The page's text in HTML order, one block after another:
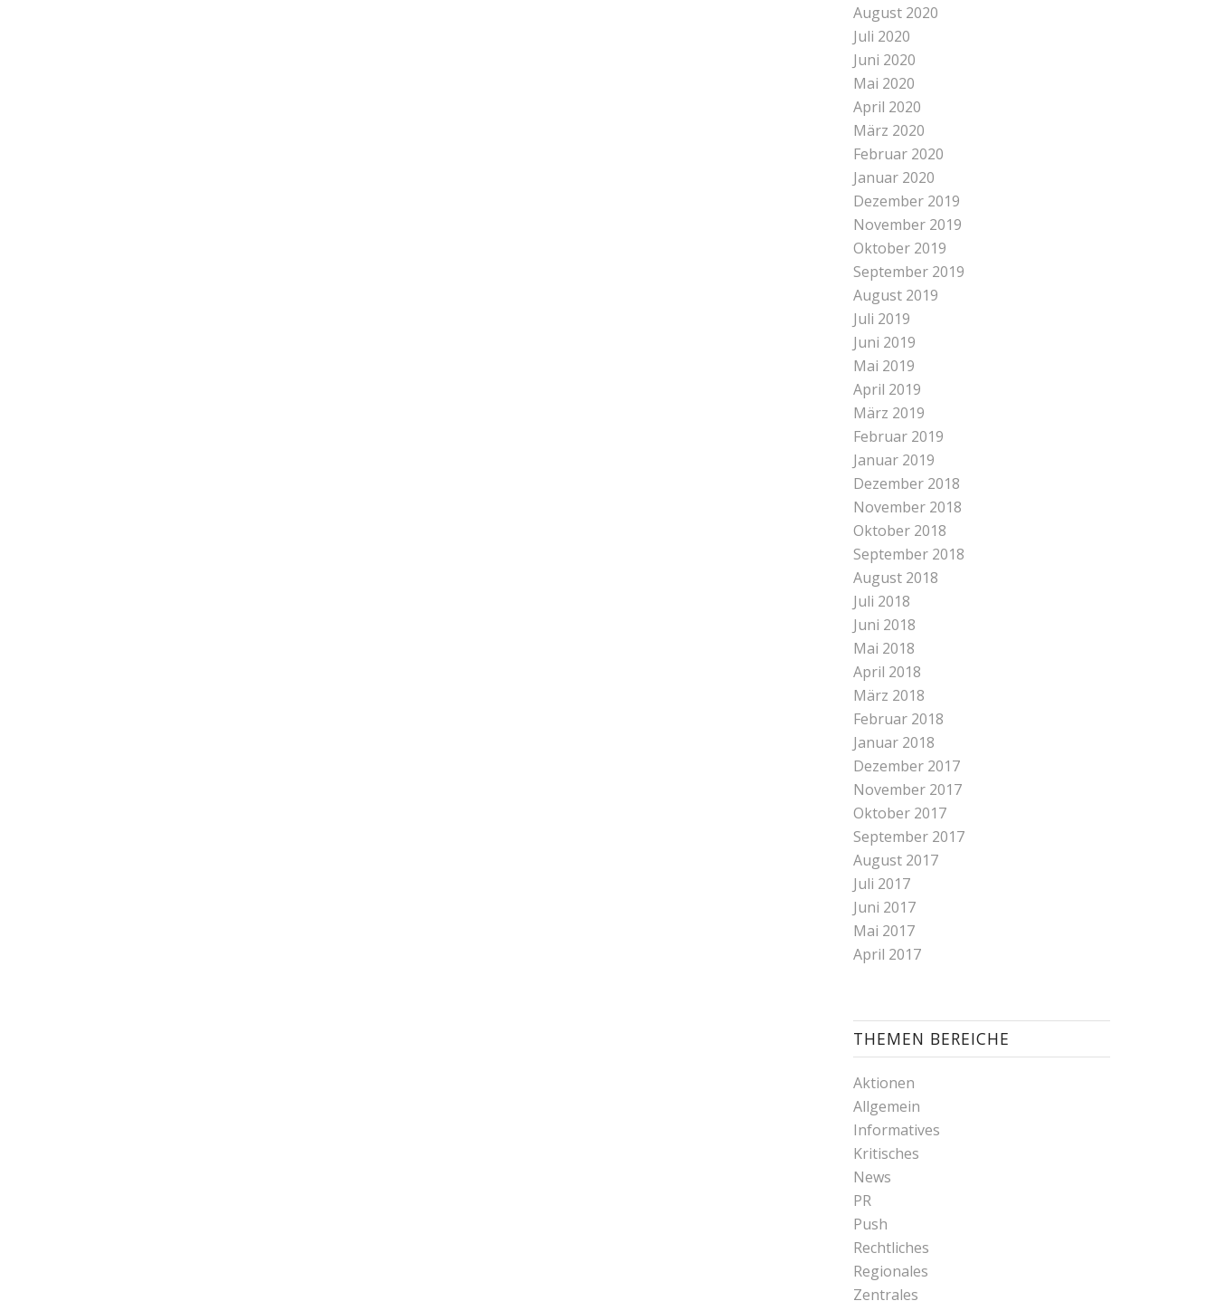
August 2020
Juli 2020
Juni 2020
Mai 2020
April 2020
März 2020
Februar 2020
Januar 2020
Dezember 2019
November 2019
Oktober 2019
September 2019
August 2019
Juli 2019
Juni 2019
Mai 2019
April 2019
März 2019
Februar 2019
Januar 2019
Dezember 2018
November 2018
Oktober 2018
September 2018
August 2018
Juli 2018
Juni 2018
Mai 2018
April 2018
März 2018
Februar 2018
Januar 2018
Dezember 2017
November 2017
Oktober 2017
September 2017
August 2017
Juli 2017
Juni 2017
Mai 2017
April 2017
THEMEN BEREICHE
Aktionen
Allgemein
Informatives
Kritisches
News
PR
Push
Rechtliches
Regionales
Zentrales